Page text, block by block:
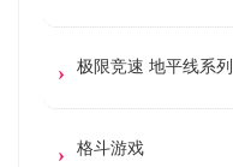
极限竞速 地平线系列
格斗游戏